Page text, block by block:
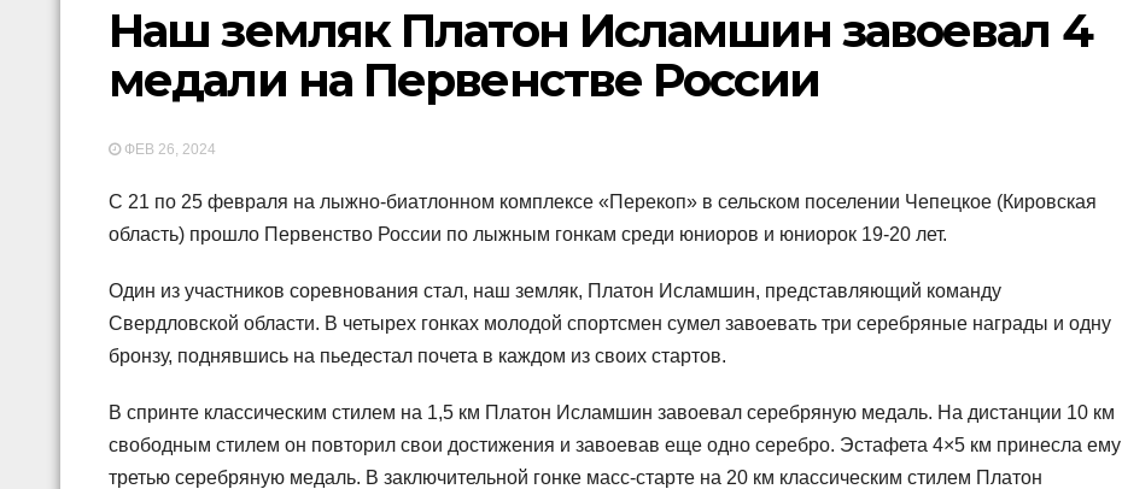
Наш земляк Платон Исламшин завоевал 4
медали на Первенстве России
ФЕВ 26, 2024
С 21 по 25 февраля на лыжно-биатлонном комплексе «Перекоп» в сельском поселении Чепецкое (Кировская
область) прошло Первенство России по лыжным гонкам среди юниоров и юниорок 19-20 лет.
Один из участников соревнования стал, наш земляк, Платон Исламшин, представляющий команду
Свердловской области. В четырех гонках молодой спортсмен сумел завоевать три серебряные награды и одну
бронзу, поднявшись на пьедестал почета в каждом из своих стартов.
В спринте классическим стилем на 1,5 км Платон Исламшин завоевал серебряную медаль. На дистанции 10 км
свободным стилем он повторил свои достижения и завоевав еще одно серебро. Эстафета 4×5 км принесла ему
третью серебряную медаль. В заключительной гонке масс-старте на 20 км классическим стилем Платон